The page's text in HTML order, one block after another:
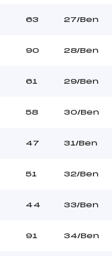
63 27/Ben
90 28/Ben
61 29/Ben
58 30/Ben
47 31/Ben
51 32/Ben
44 33/Ben
91 34/Ben